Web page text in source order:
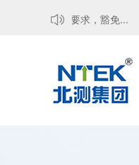
MTCTE认证要求，豁免...